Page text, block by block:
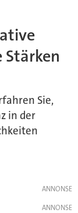
Stärken
Sie,
in der